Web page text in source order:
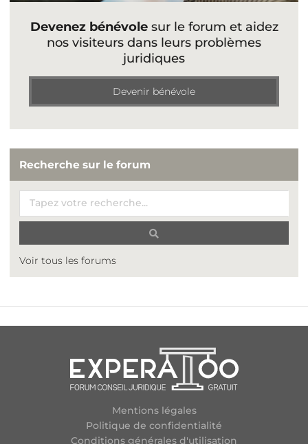
Devenez bénévolesur le forum et aidez
nos visiteurs dans leurs problèmes
juridiques
Devenir bénévole
Recherche sur le forum
Voir tous les forums
Mentions légales
Politique de confidentialité
Conditions générales d'utilisation